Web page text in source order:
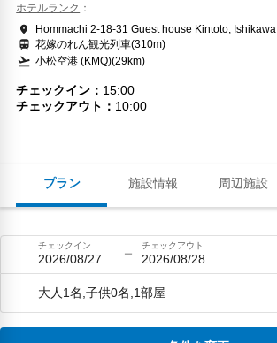
プラン 施設情報 周辺施設
ホテルランク
Hommachi 2-18-31 Guest house Kintoto, Ishikawa
花嫁のれん観光列車(310m)
小松空港 (KMQ)(29km)
チェックイン
15:00
チェックアウト
10:00
チェックイン
2026/08/27
チェックアウト
2026/08/28
大人1名,子供0名,1部屋